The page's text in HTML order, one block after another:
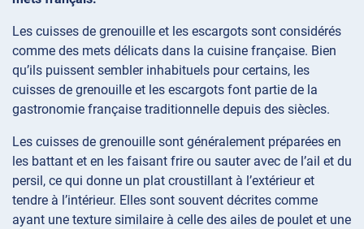
Les cuisses de grenouille et les escargots sont considérés
comme des mets délicats dans la cuisine française. Bien
qu’ils puissent sembler inhabituels pour certains, les
cuisses de grenouille et les escargots font partie de la
gastronomie française traditionnelle depuis des siècles.
Les cuisses de grenouille sont généralement préparées en
les battant et en les faisant frire ou sauter avec de l’ail et du
persil, ce qui donne un plat croustillant à l’extérieur et
tendre à l’intérieur. Elles sont souvent décrites comme
ayant une texture similaire à celle des ailes de poulet et une